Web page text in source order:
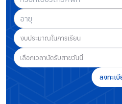
งบประมาณในการเรียน
เลือกเวลานัดรับสายวันนี้
ลงทะเ